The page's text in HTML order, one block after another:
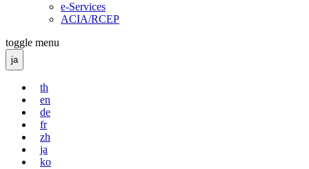
e-Services
ACIA/RCEP
toggle menu
ja
th
en
de
fr
zh
ja
ko